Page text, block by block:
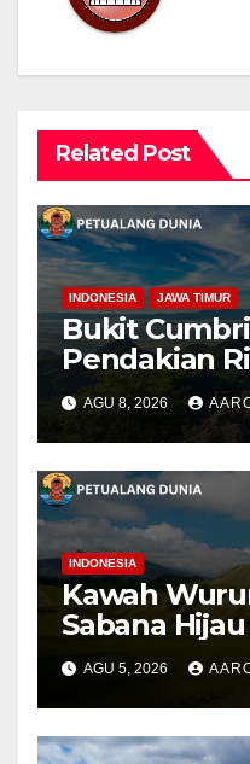
Related Post
INDONESIA JAWA TIMUR
Bukit
Pendakian
Panorama
AGU 8, 2026
INDONESIA
Kawah
Sabana
AGU 5, 2026